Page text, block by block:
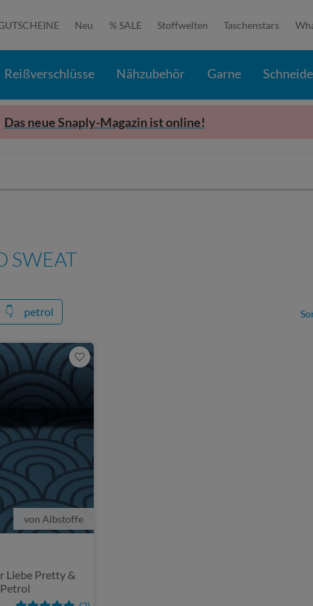
Neu % SALE Stoffwelten Taschenstars
Reißverschlüsse Nähzubehör Garne
Das neue Snaply-Magazin ist online!
SWEAT
👇 petrol
von Albstoffe
Liebe Pretty &